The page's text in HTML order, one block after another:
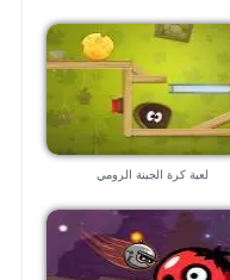
لعبة كرة الجبنة الرومي